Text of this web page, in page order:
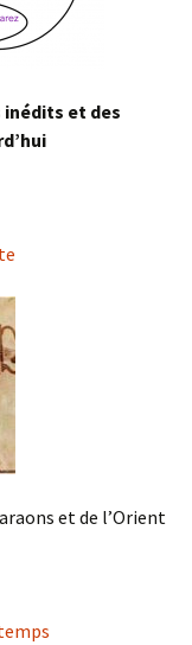
inédits et des
et de l’Orient